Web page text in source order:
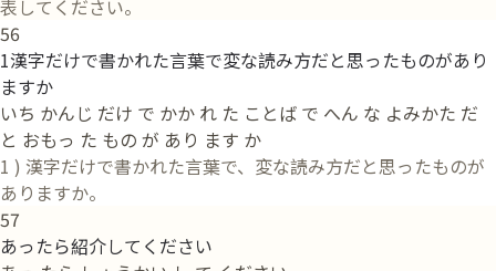
表してください。
56
1漢字だけで書かれた言葉で変な読み方だと思ったものがあり
ますか
いち かんじ だけ で かか れ た ことば で へん な よみかた だ
と おもっ た もの が あり ます か
1 ) 漢字だけで書かれた言葉で、変な読み方だと思ったものが
ありますか。
57
あったら紹介してください